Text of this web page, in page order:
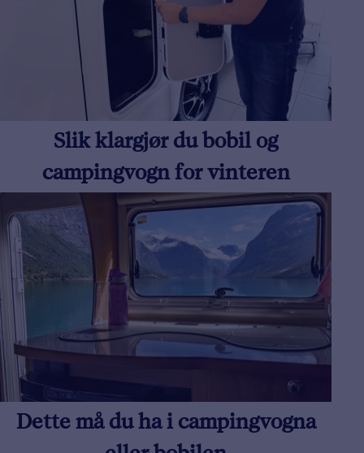
Slik klargjør du bobil og
campingvogn for vinteren
Dette må du ha i campingvogna